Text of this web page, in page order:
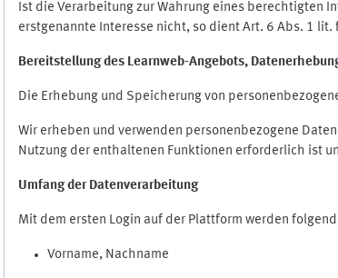
Ist die Verarbeitung zur Wahrung eines berechtigten
erstgenannte Interesse nicht, so dient Art. 6 Abs. 1
Bereitstellung des Learnweb-Angebots,
Die Erhebung und Speicherung von
Wir erheben und verwenden personenbezogene
Nutzung der enthaltenen Funktionen erforderlich ist
Umfang der Datenverarbeitung
Mit dem ersten Login auf der Plattform werden
Vorname, Nachname